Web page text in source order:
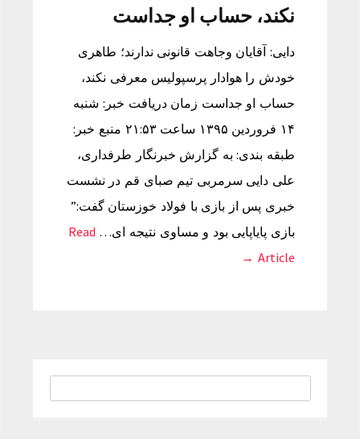
نکند، حساب او جداست
دایی: آقایان وجاهت قانونی ندارند؛ طاهری
خودش را هوادار پرسپولیس معرفی نکند،
حساب او جداست زمان دریافت خبر: شنبه
۱۴ فروردین ۱۳۹۵ ساعت ۲۱:۵۳ منبع خبر:
طبقه بندی: به گزارش خبرنگار طرفداری،
علی دایی سرمربی تیم صبای قم در نشست
خبری پس از بازی با فولاد خوزستان گفت:”
بازی پایاپایی بود و مساوی نتیجه ای… Read
Article →